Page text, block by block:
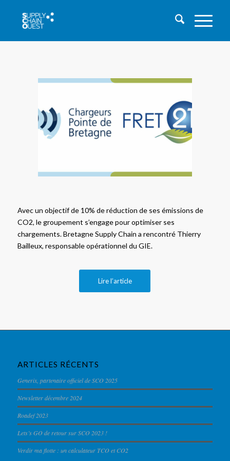
Avec un objectif de 10% de réduction de ses émissions de
CO2, le groupement s’engage pour optimiser ses
chargements. Bretagne Supply Chain a rencontré Thierry
Bailleux, responsable opérationnel du GIE.
Lire l’article
ARTICLES RÉCENTS
Generix, partenaire officiel de SCO 2025
Newsletter décembre 2024
Roadef 2023
Lets’s GO de retour sur SCO 2023 !
Verdir ma flotte : un calculateur TCO et CO2